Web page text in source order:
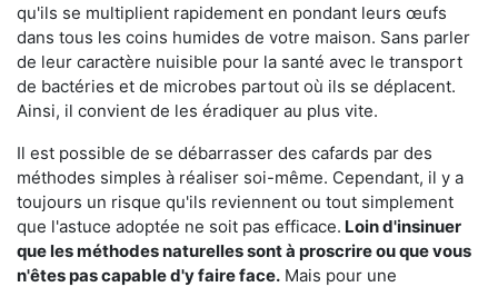
qu'ils se multiplient rapidement en pondant leurs œufs
dans tous les coins humides de votre maison. Sans parler
de leur caractère nuisible pour la santé avec le transport
de bactéries et de microbes partout où ils se déplacent.
Ainsi, il convient de les éradiquer au plus vite.
Il est possible de se débarrasser des cafards par des
méthodes simples à réaliser soi-même. Cependant, il y a
toujours un risque qu'ils reviennent ou tout simplement
que l'astuce adoptée ne soit pas efficace. Loin d'insinuer
que les méthodes naturelles sont à proscrire ou que vous
n'êtes pas capable d'y faire face. Mais pour une